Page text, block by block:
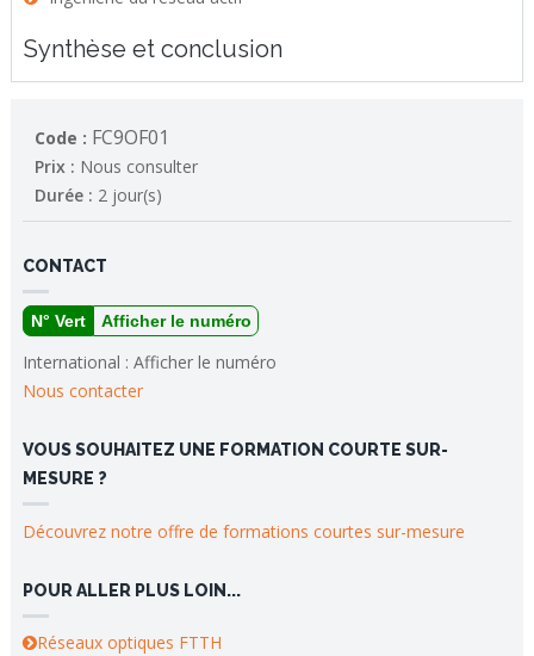
Synthèse et conclusion
Code : FC9OF01
Prix : Nous consulter
Durée : 2 jour(s)
CONTACT
N° Vert Afficher le numéro
International : Afficher le numéro
Nous contacter
VOUS SOUHAITEZ UNE FORMATION COURTE SUR-
MESURE ?
Découvrez notre offre de formations courtes sur-mesure
POUR ALLER PLUS LOIN...
Réseaux optiques FTTH